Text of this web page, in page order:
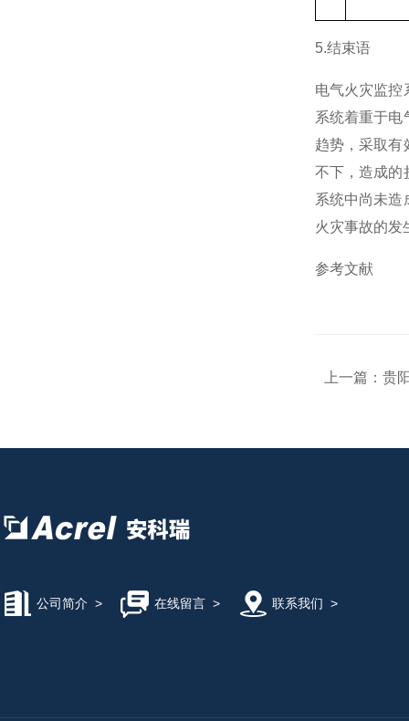
5.结束语
电气火灾监控
系统着重于电
趋势，采取有
不下，造成的
系统中尚未造
火灾事故的发
参考文献
上一篇： 贵
公司简介 > 在线留言> 联系我们 >